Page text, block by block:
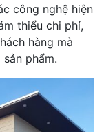
công nghệ hiện
thiểu chi phí,
hàng mà
phẩm.